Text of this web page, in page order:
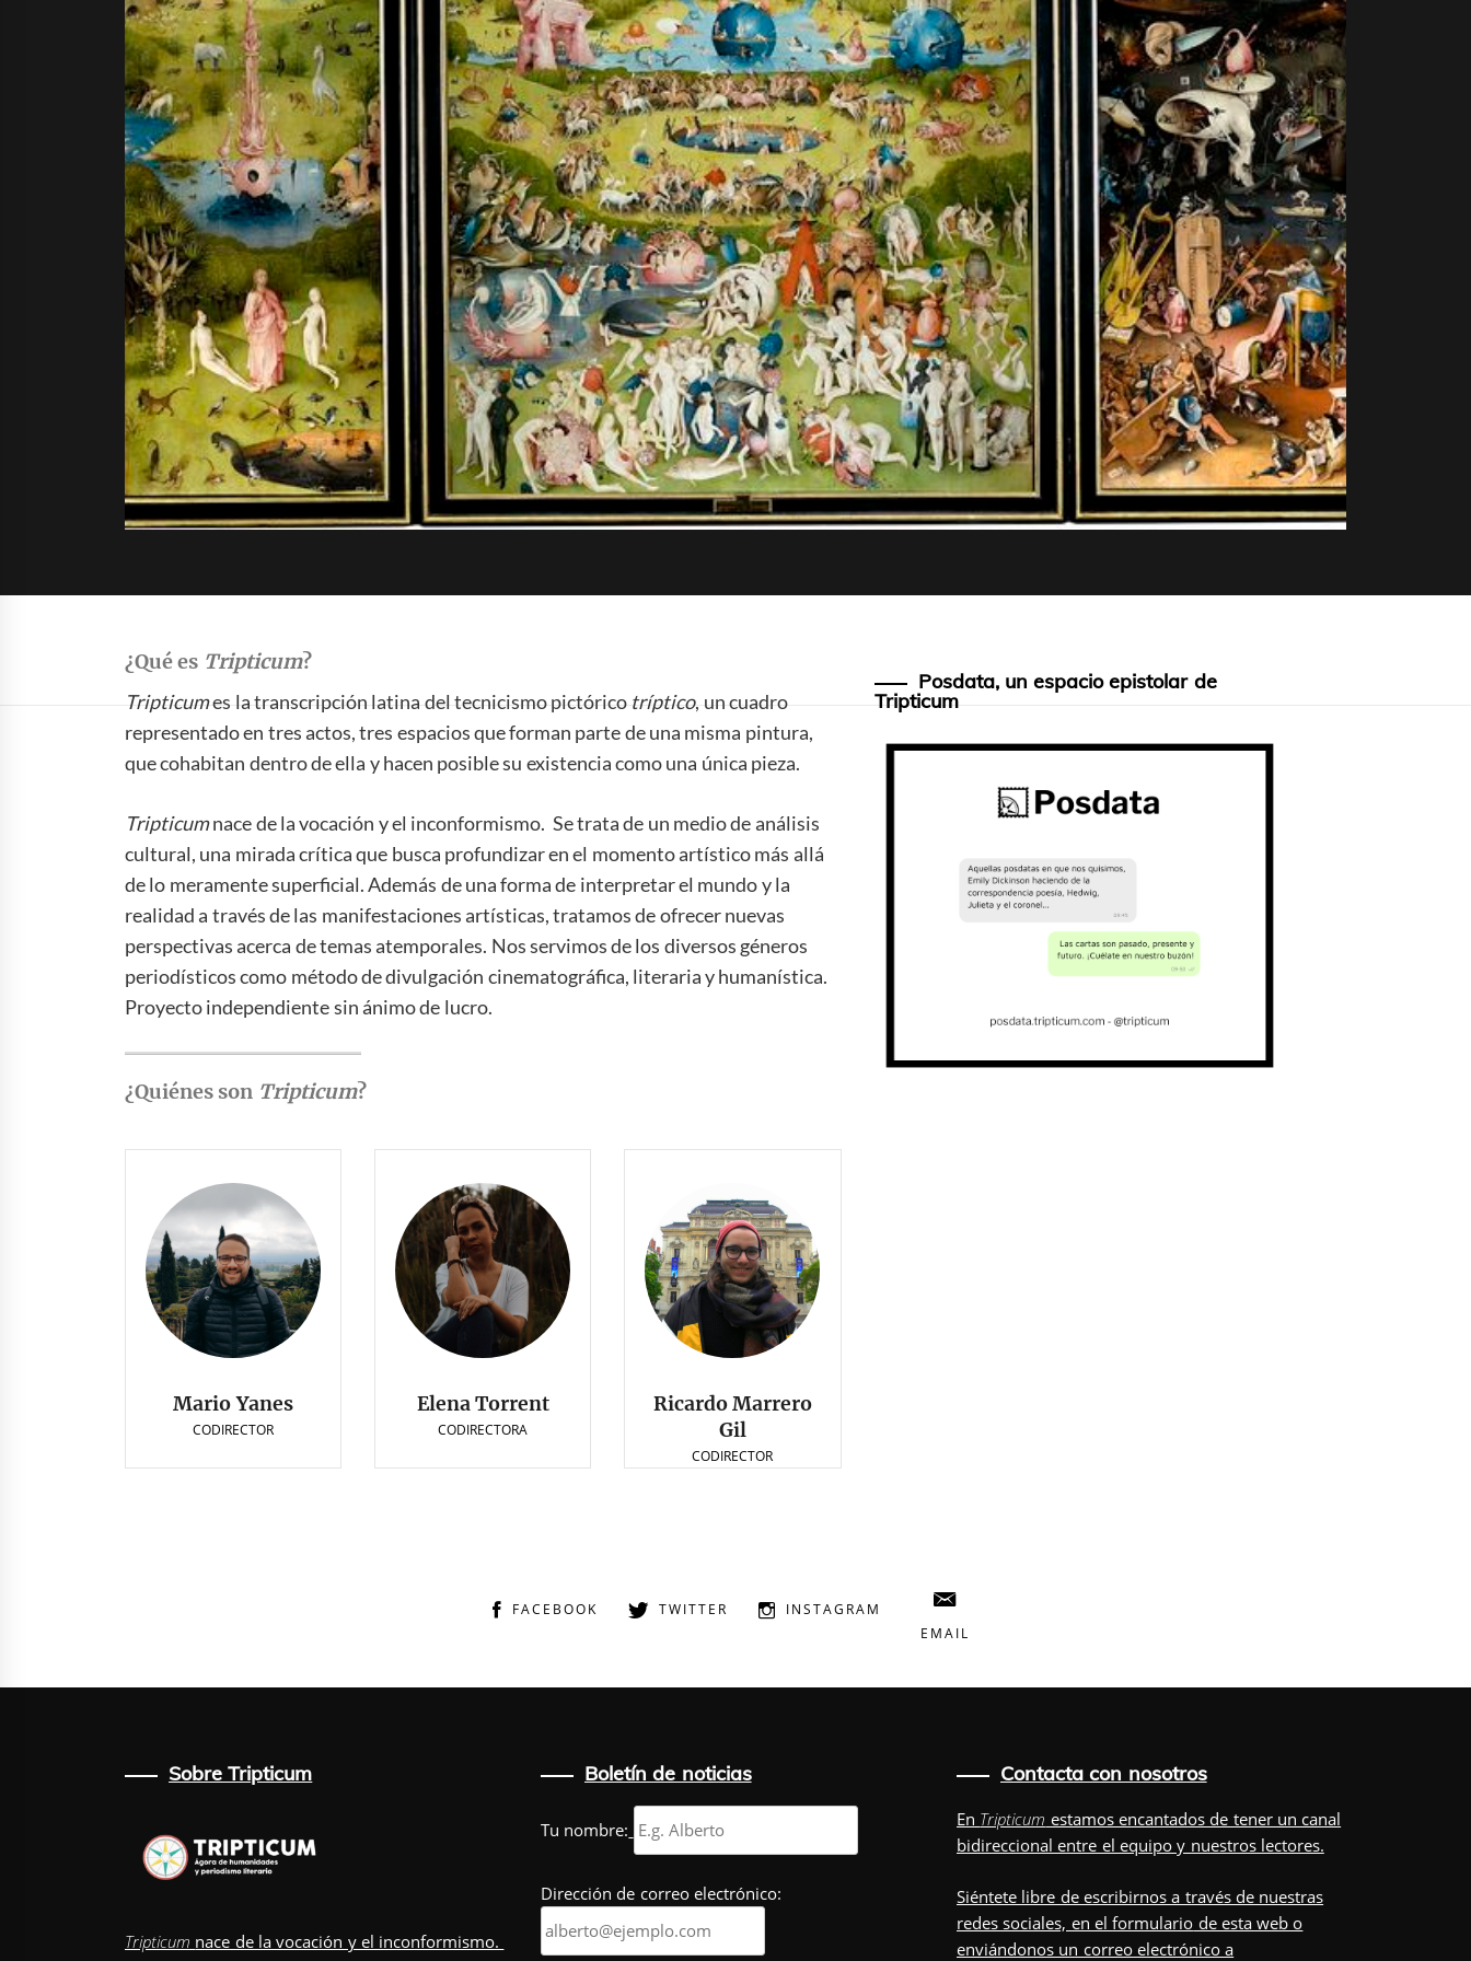
¿Qué es Tripticum?
Tripticumes la transcripción latina del tecnicismo pictórico tríptico, un cuadro
representado en tres actos, tres espacios que forman parte de una misma pintura,
que cohabitan dentro de ella y hacen posible su existencia como una única pieza.
Tripticumnace de la vocación y el inconformismo. Se trata de un medio de análisis
cultural, una mirada crítica que busca profundizar en el momento artístico más allá
de lo meramente superficial. Además de una forma de interpretar el mundo y la
realidad a través de las manifestaciones artísticas, tratamos de ofrecer nuevas
perspectivas acerca de temas atemporales. Nos servimos de los diversos géneros
periodísticos como método de divulgación cinematográfica, literaria y humanística.
Proyecto independiente sin ánimo de lucro.
¿Quiénes son Tripticum?
Mario Yanes
CODIRECTOR
Elena Torrent
CODIRECTORA
Ricardo Marrero
Gil
CODIRECTOR
Posdata, un espacio epistolar de
Tripticum
FACEBOOK TWITTER
INSTAGRAM
EMAIL
Sobre Tripticum
Tripticum nace de la vocación y el inconformismo.
Boletín de noticias
Tu nombre:
Dirección de correo electrónico:
Contacta con nosotros
En Tripticum estamos encantados de tener un canal
bidireccional entre el equipo y nuestros lectores.
Siéntete libre de escribirnos a través de nuestras
redes sociales, en elformulario de esta web o
enviándonos un correo electrónico a